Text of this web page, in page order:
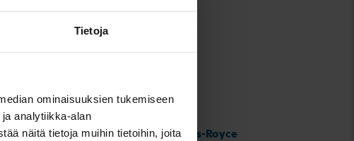
Tietoja
ominaisuuksien tukemiseen
analytiikka-alan
näitä tietoja muihin tietoihin, joitaRolls-Royce